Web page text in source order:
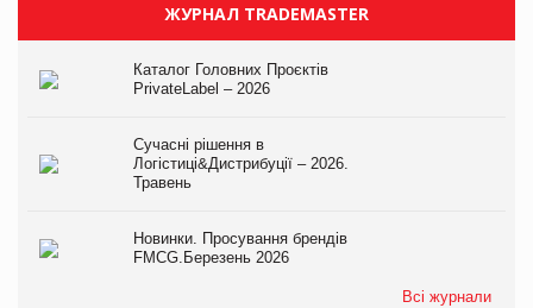
ЖУРНАЛ TRADEMASTER
Каталог Головних Проєктів
PrivateLabel – 2026
Сучасні рішення в
Логістиці&Дистрибуції – 2026.
Травень
Новинки. Просування брендів
FMCG.Березень 2026
Всі журнали